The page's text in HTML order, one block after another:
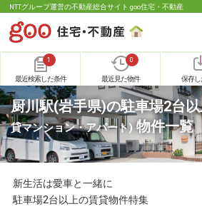
NTTグループ運営の不動産総合サイト goo住宅・不動産
1
最近検索した条件
0
最近見た物件 保存し
厨川駅(岩手県)の駐車場2台
貸マンション・アパート) 物件一覧
新生活は愛車と一緒に
駐車場2台以上の賃貸物件特集